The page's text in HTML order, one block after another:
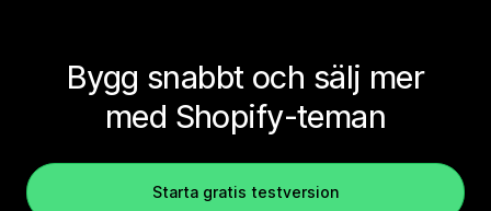
Bygg snabbt och sälj mer
med Shopify-teman
Starta gratis testversion